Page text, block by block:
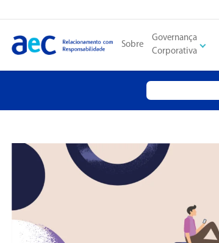
Sobre
Governança
Corporativa